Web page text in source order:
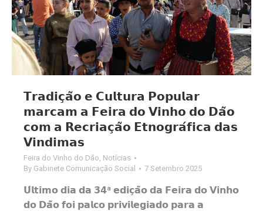
𝗧𝗿𝗮𝗱𝗶𝗰̧𝗮̃𝗼 𝗲 𝗖𝘂𝗹𝘁𝘂𝗿𝗮 𝗣𝗼𝗽𝘂𝗹𝗮𝗿
𝗺𝗮𝗿𝗰𝗮𝗺 𝗮 𝗙𝗲𝗶𝗿𝗮 𝗱𝗼 𝗩𝗶𝗻𝗵𝗼 𝗱𝗼 𝗗𝗮̃𝗼
𝗰𝗼𝗺 𝗮 𝗥𝗲𝗰𝗿𝗶𝗮𝗰̧𝗮̃𝗼 𝗘𝘁𝗻𝗼𝗴𝗿𝗮́𝗳𝗶𝗰𝗮 𝗱𝗮𝘀
𝗩𝗶𝗻𝗱𝗶𝗺𝗮𝘀
Feira do Vinho do Dão Notícias
By Gabinete Comunicação Social 7 Setembro 2025
𝗨́𝗹𝘁𝗶𝗺𝗼 𝗱𝗶𝗮 𝗱𝗮 𝟯𝟰ª 𝗲𝗱𝗶𝗰̧𝗮̃𝗼 𝗱𝗮 𝗙𝗲𝗶𝗿𝗮 𝗱𝗼 𝗩𝗶𝗻𝗵𝗼
𝗱𝗼 𝗗𝗮̃𝗼 𝗳𝗼𝗶 𝗽𝗮𝗹𝗰𝗼 𝗽𝗿𝗶𝘃𝗶𝗹𝗲𝗴𝗶𝗮𝗱𝗼 𝗽𝗮𝗿𝗮 𝗮